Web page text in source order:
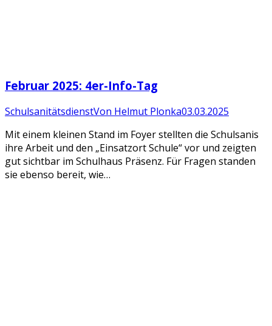
Februar 2025: 4er-Info-Tag
SchulsanitätsdienstVon Helmut Plonka03.03.2025
Mit einem kleinen Stand im Foyer stellten die Schulsanis
ihre Arbeit und den „Einsatzort Schule“ vor und zeigten
gut sichtbar im Schulhaus Präsenz. Für Fragen standen
sie ebenso bereit, wie…